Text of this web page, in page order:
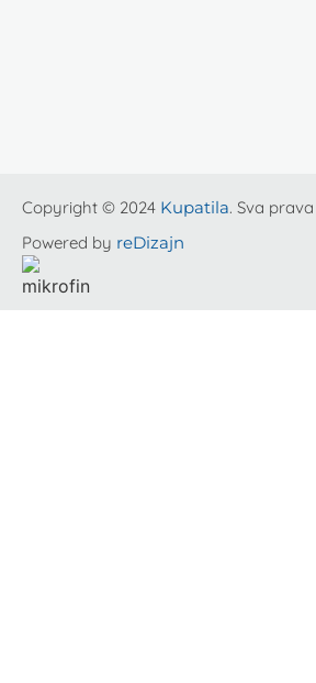
Copyright © 2024 Kupatila. Sva
Powered by reDizajn